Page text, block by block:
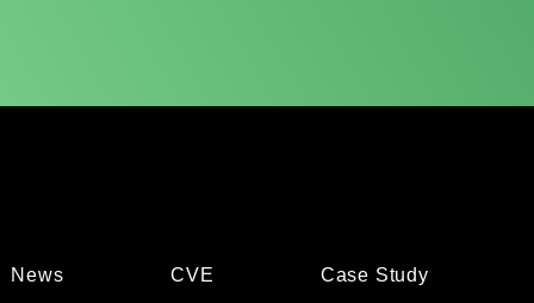
News CVE Case Study